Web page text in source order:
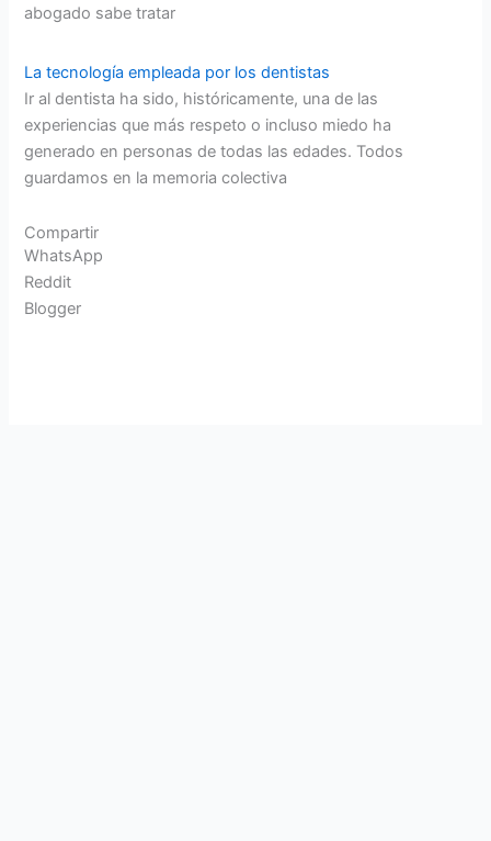
abogado sabe tratar
La tecnología empleada por los dentistas
Ir al dentista ha sido, históricamente, una de las
experiencias que más respeto o incluso miedo ha
generado en personas de todas las edades. Todos
guardamos en la memoria colectiva
Compartir
WhatsApp
Reddit
Blogger